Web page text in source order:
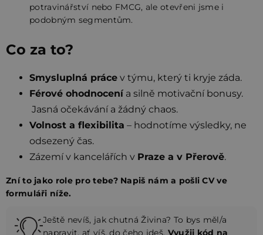
potravinářství nebo FMCG, ale otevřeni jsme i
podobným segmentům.
Co za to?
Smysluplná práce v týmu, který ti kryje záda.
Férové ohodnocenía silně motivační bonusy.
Jasná očekávání a žádný chaos.
Volnost a flexibilita – hodnotíme výsledky, ne
odsezený čas.
Zázemí v kancelářích v Praze a v Přerově.
Zní to jako role pro tebe? Napiš nám a pošli CV ve
formuláři níže.
Ještě nevíš, jak chutná Živina? To bys měl/a